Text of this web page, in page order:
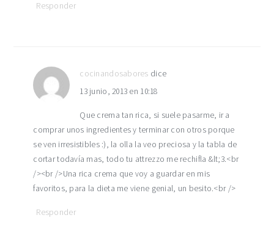
Responder
cocinandosabores dice
13 junio, 2013 en 10:18
Que crema tan rica, si suele pasarme, ir a
comprar unos ingredientes y terminar con otros porque
se ven irresistibles :), la olla la veo preciosa y la tabla de
cortar todavía mas, todo tu attrezzo me rechifla &lt;3.<br
/><br />Una rica crema que voy a guardar en mis
favoritos, para la dieta me viene genial, un besito.<br />
Responder